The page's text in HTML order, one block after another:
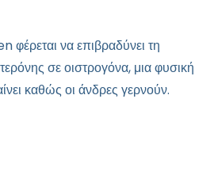
να επιβραδύνει τη
σε οιστρογόνα, μια φυσική
καθώς οι άνδρες γερνούν.